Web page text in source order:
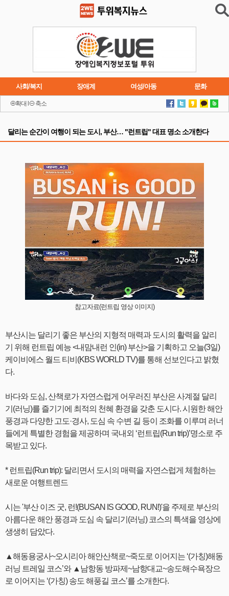
사회/복지 장애계 여성/아동 문화
이슈 연재소설
확대 축소
달리는 순간이 여행이 되는 도시, 부산… "런트립" 대표 명소 소개한다
참고자료(런트립 영상 이미지)
부산시는 달리기 좋은 부산의 지형적 매력과 도시의 활력을 알리
기 위해 런트립 예능 <내맘내런 인(in) 부산>을 기획하고 오늘(3일)
케이비에스 월드 티비(KBS WORLD TV)를 통해 선보인다고 밝혔
다.
바다와 도심, 산책로가 자연스럽게 어우러진 부산은 사계절 달리
기(러닝)를 즐기기에 최적의 천혜 환경을 갖춘 도시다. 시원한 해안
풍경과 다양한 고도·경사, 도심 속 수변 길 등이 조화를 이루며 러너
들에게 특별한 경험을 제공하며 국내외 ‘런트립(Run trip)’명소로 주
목받고 있다.
* 런트립(Run trip): 달리면서 도시의 매력을 자연스럽게 체험하는
새로운 여행트렌드
시는 '부산 이즈 굿, 런!(BUSAN IS GOOD, RUN!)'을 주제로 부산의
아름다운 해안 풍경과 도심 속 달리기(러닝) 코스의 특색을 영상에
생생히 담았다.
▲해동용궁사~오시리아 해안산책로~죽도로 이어지는 ‘(가칭)해동
러닝 트레일 코스’와 ▲남항동 방파제~남항대교~송도해수욕장으
로 이어지는 ‘(가칭) 송도 해풍길 코스’를 소개한다.